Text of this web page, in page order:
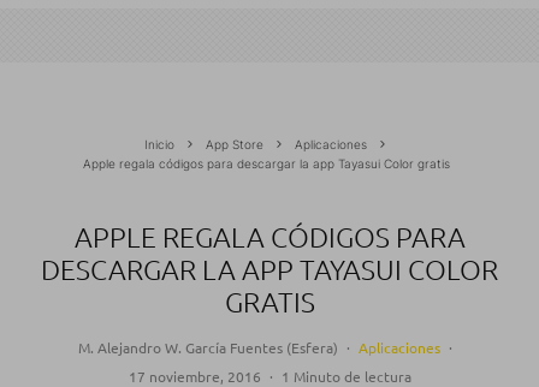
Inicio App Store
Aplicaciones
Apple regala códigos para descargar la app Tayasui Color gratis
APPLE REGALA CÓDIGOS PARA
DESCARGAR LA APP TAYASUI COLOR
GRATIS
M. Alejandro W. García Fuentes (Esfera) · Aplicaciones ·
17 noviembre, 2016 · 1 Minuto de lectura